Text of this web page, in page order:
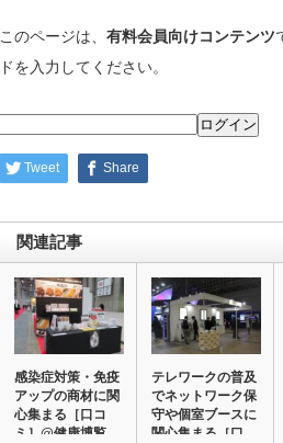
このページは、 有料会員向けコンテンツ
ドを入力してください。
Tweet Share
関連記事
感染症対策・免疫
アップの商材に関
心集まる［口コ
ミ］@健康博覧
テレワークの普及
でネットワーク保
守や個室ブースに
関心集まる［口